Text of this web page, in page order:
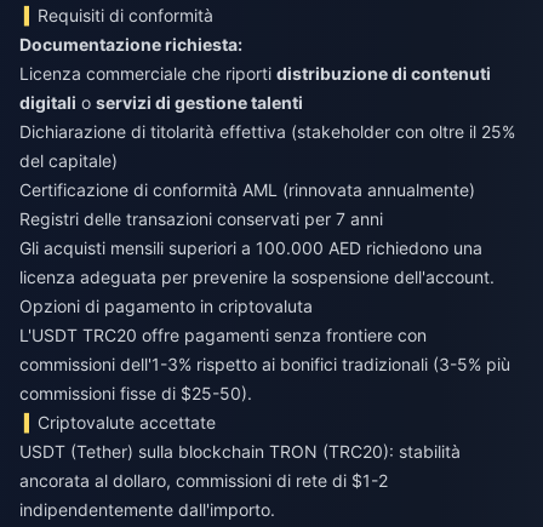
Requisiti di conformità
Documentazione richiesta:
Licenza commerciale che riporti distribuzione di contenuti
digitali o servizi di gestione talenti
Dichiarazione di titolarità effettiva (stakeholder con oltre il 25%
del capitale)
Certificazione di conformità AML (rinnovata annualmente)
Registri delle transazioni conservati per 7 anni
Gli acquisti mensili superiori a 100.000 AED richiedono una
licenza adeguata per prevenire la sospensione dell'account.
Opzioni di pagamento in criptovaluta
L'USDT TRC20 offre pagamenti senza frontiere con
commissioni dell'1-3% rispetto ai bonifici tradizionali (3-5% più
commissioni fisse di $25-50).
Criptovalute accettate
USDT (Tether) sulla blockchain TRON (TRC20): stabilità
ancorata al dollaro, commissioni di rete di $1-2
indipendentemente dall'importo.